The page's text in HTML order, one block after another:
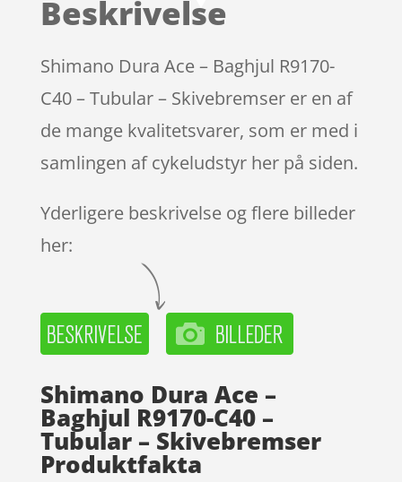
på
ømmels
er
Beskrivelse
Shimano Dura Ace – Baghjul R9170-
C40 – Tubular – Skivebremser er en af
de mange kvalitetsvarer, som er med i
samlingen af cykeludstyr her på siden.
Yderligere beskrivelse og flere billeder
her:
Shimano Dura Ace –
Baghjul R9170-C40 –
Tubular – Skivebremser
Produktfakta